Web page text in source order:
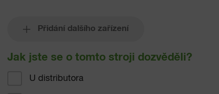
Přidání dalšího zařízení
Jak jste se o tomto stroji dozvěděli?
U distributora